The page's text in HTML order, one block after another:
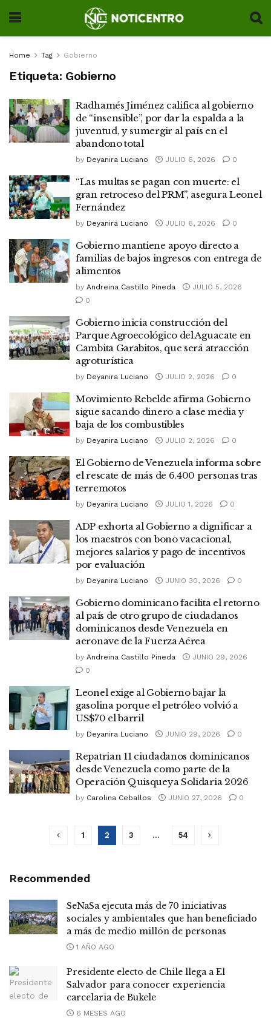
Home Tag Gobierno
Etiqueta: Gobierno
Radhamés Jiménez califica al gobierno
de “insensible”, por dar la espalda a la
juventud, y sumergir al país en el
abandono total
by Deyanira Luciano JULIO 6, 2026 0
“Las multas se pagan con muerte: el
gran retroceso del PRM”, asegura Leonel
Fernández
by Deyanira Luciano JULIO 6, 2026 0
Gobierno mantiene apoyo directo a
familias de bajos ingresos con entrega de
alimentos
by Andreina Castillo Pineda
JULIO 5, 2026
0
Gobierno inicia construcción del
Parque Agroecológico del Aguacate en
Cambita Garabitos, que será atracción
agroturística
by Deyanira Luciano JULIO 2, 2026 0
Movimiento Rebelde afirma Gobierno
sigue sacando dinero a clase media y
baja de los combustibles
by Deyanira Luciano JULIO 2, 2026 0
El Gobierno de Venezuela informa sobre
el rescate de más de 6.400 personas tras
terremotos
by Deyanira Luciano JULIO 1, 2026 0
ADP exhorta al Gobierno a dignificar a
los maestros con bono vacacional,
mejores salarios y pago de incentivos
por evaluación
by Deyanira Luciano JUNIO 30, 2026 0
Gobierno dominicano facilita el retorno
al país de otro grupo de ciudadanos
dominicanos desde Venezuela en
aeronave de la Fuerza Aérea
by Andreina Castillo Pineda
JUNIO 29, 2026
0
Leonel exige al Gobierno bajar la
gasolina porque el petróleo volvió a
US$70 el barril
by Deyanira Luciano JUNIO 29, 2026 0
Repatrian 11 ciudadanos dominicanos
desde Venezuela como parte de la
Operación Quisqueya Solidaria 2026
by Carolina Ceballos JUNIO 27, 2026 0
1 2 3 … 54
Recommended
SeNaSa ejecuta más de 70 iniciativas
sociales y ambientales que han beneficiado
a más de medio millón de personas
1 AÑO AGO
Presidente electo de Chile llega a El
Salvador para conocer experiencia
carcelaria de Bukele
6 MESES AGO